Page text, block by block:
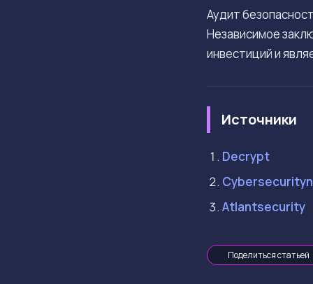
Аудит
Независимое
инвестиций и
Источники
Decrypt
Atlantsecurity
Поделиться статьей